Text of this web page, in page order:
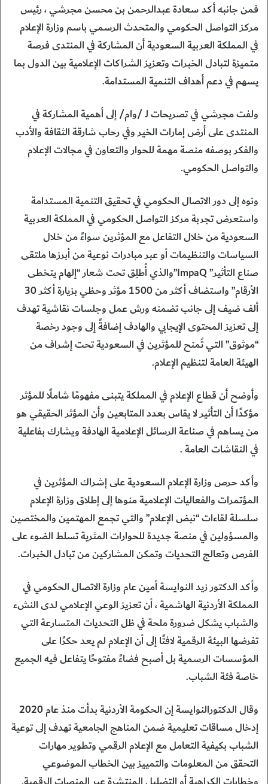
فمن جانبه أكد سعادة عبدالرحمن بن محسن مجرشي ، رئيس
مركز التواصل الحكومي والمتحدث الرسمي باسم وزارة الإعلام
في المملكة العربية السعودية أن المشاركة في المنتدى فرصة
متميزة لتبادل الخبرات وتعزيز الشراكات الإعلامية بين الدول بما
يسهم في دعم أهداف التنمية المستدامة.
ولفت مجرشي في تصريحات لـ /وام/ إلى أهمية المشاركة في
المنتدى على أرض إمارات الخير وفي رحاب شارقة الثقافة والأدب
والفكر بوصفه منصة مهمة للحوار والتعاون في مجالات الإعلام
والتواصل الحكومي.
ونوه إلى دور الاتصال الحكومي في تحقيق التنمية المستدامة
واستعرض تجربة مركز التواصل الحكومي في المملكة العربية
السعودية من خلال التفاعل مع المؤثرين سواءً من خلال
السياسات والتنظيمات أو عبر مبادرات نوعية من أبرزها ملتقى
صناع التأثير” ImpaQ”والذي أُطلِق تحت شعار “إلهام يتخطى
الأرقام” واستضاف أكثر من 1500 مؤثر وحظي بزيارة أكثر 30
ألف ضيف إلى جانب تضمنه ورش عمل وجلسات نقاشية تهدف
إلى تعزيز المحتوى الإيجابي والهادف إضافةً إلى وجود رخصة
“موثوق” التي تُمنح للمؤثرين في السعودية تحت إشراف من
الهيئة العامة لتنظيم الإعلام.
وأوضح أن قطاع الإعلام في المملكة يتبنى مفهومًا شاملًا للمؤثر
مؤكدًا أن التأثير لا يقاس بعدد المتابعين وأن المؤثر الحقيقي هو
من يساهم في صناعة الرسائل الإعلامية الهادفة ويشارك بفاعلية
في النقاشات العامة .
وأكد حرص وزارة الإعلام السعودية على إشراك المؤثرين في
المؤتمرات والفعاليات الإعلامية منوها إلى إطلاق وزارة الإعلام
سلسلة لقاءات “نبض الإعلام” والتي تجمع المهتمين والمختصين
والمسؤولين في منصة جديدة للحوارات المثرية تسلط الضوء على
الفرص وتعالج التحديات وتمكن المشاركين من تبادل الخبرات.
وأكد الدكتور زيد النوايسة أمين عام وزارة الاتصال الحكومي في
المملكة الأردنية الهاشمية ، أن تعزيز الوعي الإعلامي لدى النشء
والشباب يشكل ضرورة ملحة في ظل التحديات المتسارعة التي
تفرضها البيئة الرقمية لافتًا إلى أن الإعلام لم يعد حكرًا على
المؤسسات الرسمية بل أصبح فضاءً مفتوحًا يتفاعل فيه الجميع
خاصة فئة الشباب.
وقال الدكتورالنوايسة إن الحكومة الأردنية بدأت منذ عام 2020
إدخال مساقات تعليمية ضمن المناهج الجامعية تهدف إلى توعية
الشباب بكيفية التعامل مع الإعلام الرقمي وتطوير مهارات
التحقق من المعلومات والتمييز بين الخطاب الموضوعي